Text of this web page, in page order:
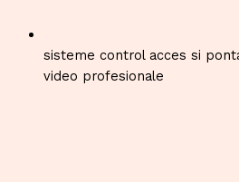
sisteme control acces si
video profesionale